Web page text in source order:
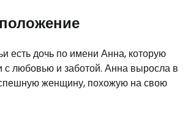
есть дочь по имени Анна, которую
с любовью и заботой. Анна выросла в
женщину, похожую на свою